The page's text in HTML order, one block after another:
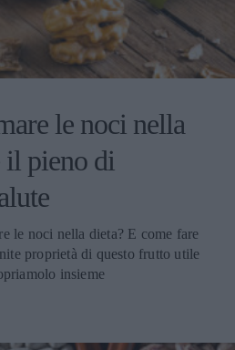
le noci nella
il pieno di
le noci nella dieta? E come fare
proprietà di questo frutto utile
insieme